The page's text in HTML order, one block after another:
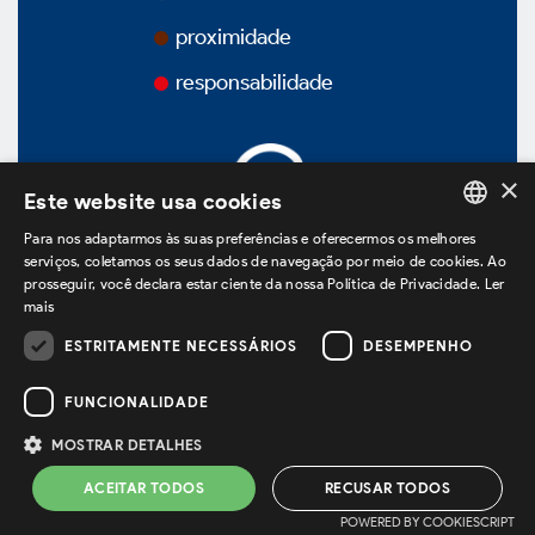
Vídeos
Podcasts
Governança Corporativa
Visão Geral
Estatuto Social
proximidade
responsabilidade
Política de Privacidade
PORTUGUESE
×
Este website usa cookies
Para nos adaptarmos às suas preferências e oferecermos os melhores
serviços, coletamos os seus dados de navegação por meio de cookies. Ao
prosseguir, você declara estar ciente da nossa Política de Privacidade. Ler
mais
ESTRITAMENTE NECESSÁRIOS DESEMPENHO
FUNCIONALIDADE
MOSTRAR DETALHES
ACEITAR TODOS RECUSAR TODOS
POWERED BY COOKIESCRIPT